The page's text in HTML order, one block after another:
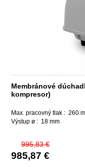
Membránové
kompresor)
Max. pracovný tlak : 260
Výstup ø : 18 mm
995,83 €
985,87 €